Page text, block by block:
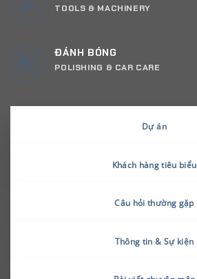
TOOLS & MACHINERY
ĐÁNH BÓNG
POLISHING & CAR CARE
Dự án
Khách hàng tiêu biểu
Câu hỏi thường gặp
Thông tin & Sự kiện